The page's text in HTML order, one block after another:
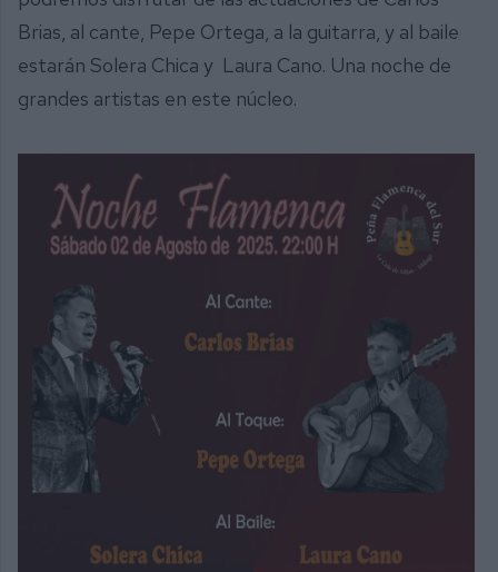
Brias, al cante, ⁠Pepe Ortega, a la guitarra, y al baile
estarán ⁠Solera Chica y ⁠Laura Cano. Una noche de
grandes artistas en este núcleo.